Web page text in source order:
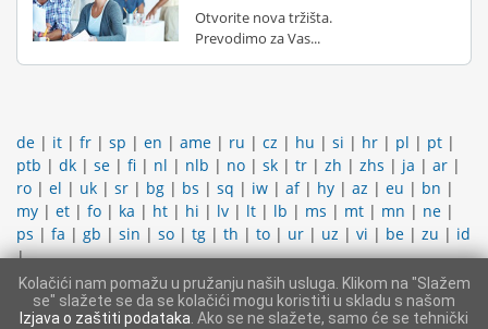
Otvorite nova tržišta.
Prevodimo za Vas...
de | it | fr | sp | en | ame | ru | cz | hu | si | hr | pl | pt |
ptb | dk | se | fi | nl | nlb | no | sk | tr | zh | zhs | ja | ar |
ro | el | uk | sr | bg | bs | sq | iw | af| hy | az | eu | bn |
my | et | fo | ka | ht | hi | lv | lt | lb | ms | mt | mn | ne |
ps | fa | gb | sin | so | tg | th | to | ur | uz | vi | be | zu | id
|
KONTAKTIRATI PODRŠKU | IMPRESUM | OPĆI UVJETI
POSLOVANJA | PROSTOR ZA ČLANOVE
Kolačići nam pomažu u pružanju naših usluga. Klikom na "Slažem
se" slažete se da se kolačići mogu koristiti u skladu s našom
Izjava o zaštiti podataka . Ako se ne slažete, samo će se tehnički